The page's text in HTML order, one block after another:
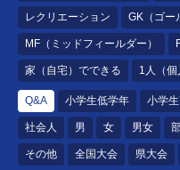
レクリエーション GK（ゴー
MF（ミッドフィールダー）
家（自宅）でできる 1人（個
Q&A 小学生低学年 小学
社会人 男 女 男女
その他 全国大会 県大会